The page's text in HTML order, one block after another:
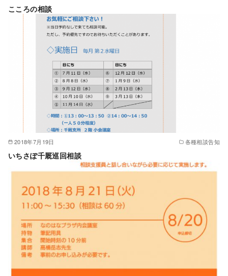
こころの相談
2018年7月19日 各種相談告知
いちさぽ千厩巡回相談